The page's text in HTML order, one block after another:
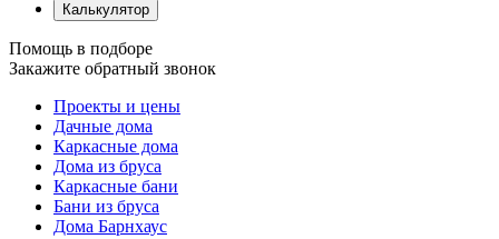
Калькулятор
Помощь в подборе
Закажите обратный звонок
Проекты и цены
Дачные дома
Каркасные дома
Дома из бруса
Каркасные бани
Бани из бруса
Дома Барнхаус